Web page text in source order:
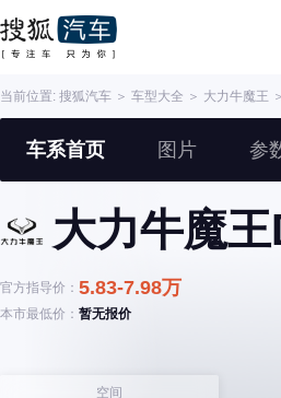
当前位置: 搜狐汽车 ＞ 车型大全 ＞ 大力牛魔王 ＞
车系首页 图片 参
大力牛魔
官方指导价： 5.83-7.98万
本市最低价： 暂无报价